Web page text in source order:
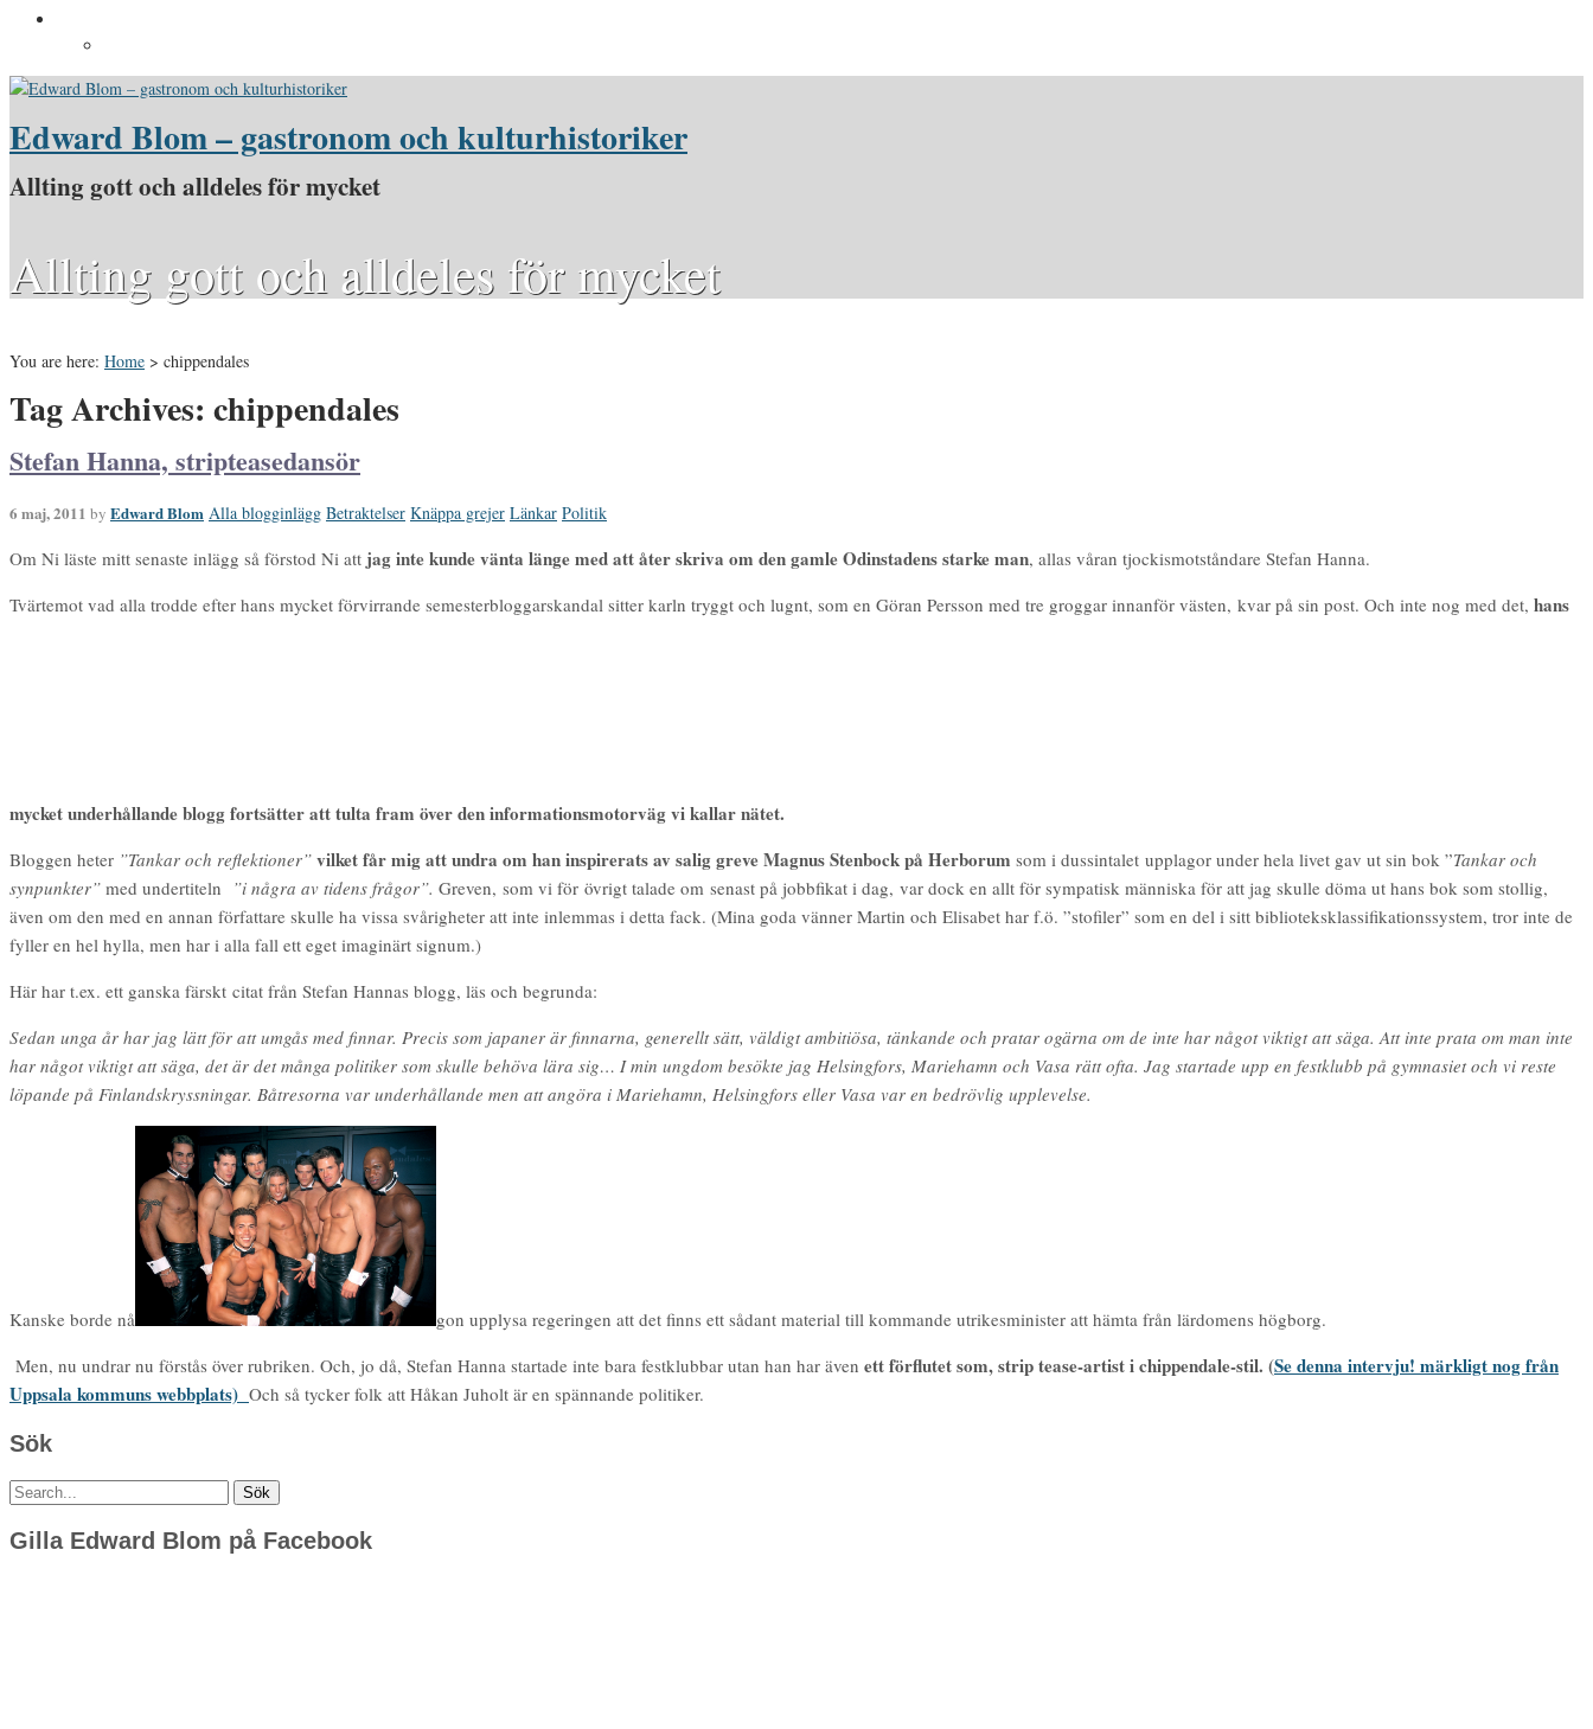
Edward Blom – gastronom och kulturhistoriker
Allting gott och alldeles för mycket
Allting gott och alldeles för mycket
You are here: Home > chippendales
Tag Archives: chippendales
Stefan Hanna, stripteasedansör
6 maj, 2011 by Edward Blom Alla blogginlägg Betraktelser Knäppa grejer Länkar Politik
Om Ni läste mitt senaste inlägg så förstod Ni att jag inte kunde vänta länge med att åter skriva om den gamle Odinstadens starke man, allas våran tjockismotståndare Stefan Hanna.
Tvärtemot vad alla trodde efter hans mycket förvirrande semesterbloggarskandal sitter karln tryggt och lugnt, som en Göran Persson med tre groggar innanför västen, kvar på sin post. Och inte nog med det, hans
mycket underhållande blogg fortsätter att tulta fram över den informationsmotorväg vi kallar nätet.
Bloggen heter ”Tankar och reflektioner” vilket får mig att undra om han inspirerats av salig greve Magnus Stenbock på Herborum som i dussintalet upplagor under hela livet gav ut sin bok ”Tankar och
synpunkter” med undertiteln ”i några av tidens frågor”. Greven, som vi för övrigt talade om senast på jobbfikat i dag, var dock en allt för sympatisk människa för att jag skulle döma ut hans bok som stollig,
även om den med en annan författare skulle ha vissa svårigheter att inte inlemmas i detta fack. (Mina goda vänner Martin och Elisabet har f.ö. ”stofiler” som en del i sitt biblioteksklassifikationssystem, tror inte de
fyller en hel hylla, men har i alla fall ett eget imaginärt signum.)
Här har t.ex. ett ganska färskt citat från Stefan Hannas blogg, läs och begrunda:
Sedan unga år har jag lätt för att umgås med finnar. Precis som japaner är finnarna, generellt sätt, väldigt ambitiösa, tänkande och pratar ogärna om de inte har något viktigt att säga. Att inte prata om man inte
har något viktigt att säga, det är det många politiker som skulle behöva lära sig… I min ungdom besökte jag Helsingfors, Mariehamn och Vasa rätt ofta. Jag startade upp en festklubb på gymnasiet och vi reste
löpande på Finlandskryssningar. Båtresorna var underhållande men att angöra i Mariehamn, Helsingfors eller Vasa var en bedrövlig upplevelse.
Kanske borde nå
gon upplysa regeringen att det finns ett sådant material till kommande utrikesminister att hämta från lärdomens högborg.
Men, nu undrar nu förstås över rubriken. Och, jo då, Stefan Hanna startade inte bara festklubbar utan han har även ett förflutet som, strip tease-artist i chippendale-stil. (Se denna intervju! märkligt nog från
Uppsala kommuns webbplats) Och så tycker folk att Håkan Juholt är en spännande politiker.
Sök
Sök
Gilla Edward Blom på Facebook